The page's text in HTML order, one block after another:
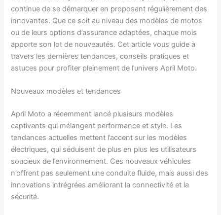
continue de se démarquer en proposant régulièrement des
innovantes. Que ce soit au niveau des modèles de motos
ou de leurs options d’assurance adaptées, chaque mois
apporte son lot de nouveautés. Cet article vous guide à
travers les dernières tendances, conseils pratiques et
astuces pour profiter pleinement de l’univers April Moto.
Nouveaux modèles et tendances
April Moto a récemment lancé plusieurs modèles
captivants qui mélangent performance et style. Les
tendances actuelles mettent l’accent sur les modèles
électriques, qui séduisent de plus en plus les utilisateurs
soucieux de l’environnement. Ces nouveaux véhicules
n’offrent pas seulement une conduite fluide, mais aussi des
innovations intrégrées améliorant la connectivité et la
sécurité.